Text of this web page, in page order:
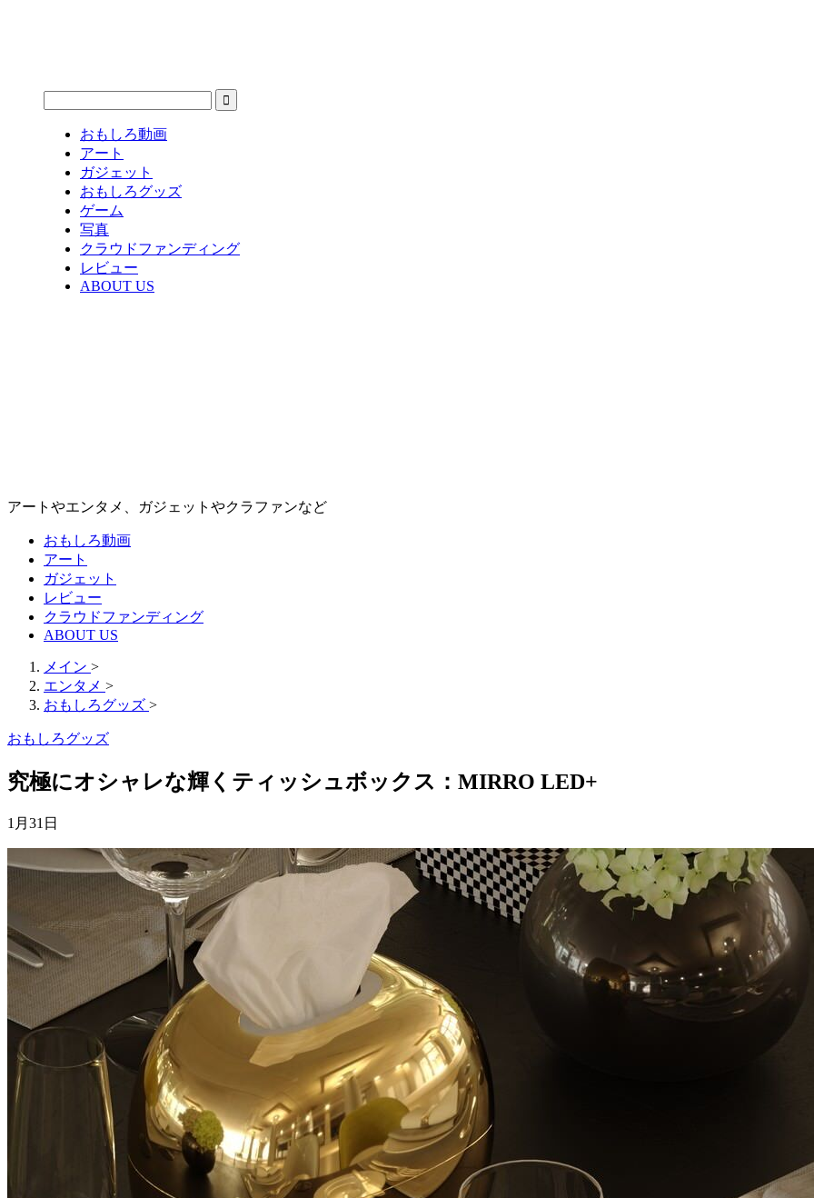
おもしろ動画
アート
ガジェット
おもしろグッズ
ゲーム
写真
クラウドファンディング
レビュー
ABOUT US
アートやエンタメ、ガジェットやクラファンなど
おもしろ動画
アート
ガジェット
レビュー
クラウドファンディング
ABOUT US
メイン >
エンタメ >
おもしろグッズ >
おもしろグッズ
究極にオシャレな輝くティッシュボックス：MIRRO LED+
1月31日